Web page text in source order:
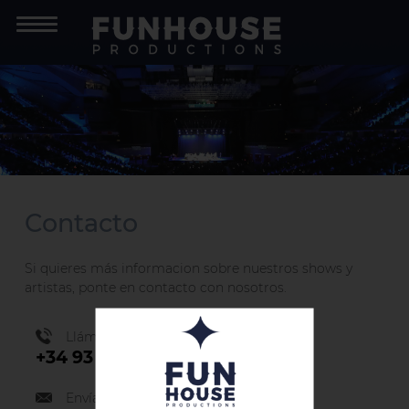
Contacto
Si quieres más informacion sobre nuestros shows y
artistas, ponte en contacto con nosotros.
Llámanos
+34 93 219 43 51
Envíanos un email